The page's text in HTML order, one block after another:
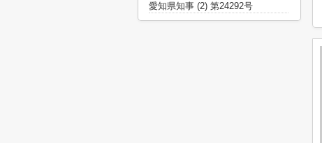
愛知県知事 (2) 第24292号